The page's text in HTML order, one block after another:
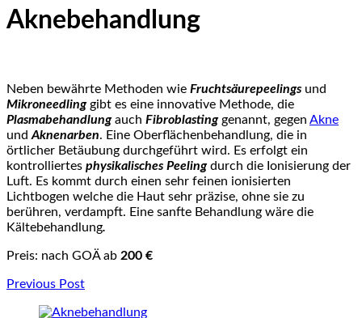
Aknebehandlung
Neben bewährte Methoden wie Fruchtsäurepeelings und
Mikroneedlinggibt es eine innovative Methode, die
Plasmabehandlungauch Fibroblasting genannt, gegen Akne
und Aknenarben. Eine Oberflächenbehandlung, die in
örtlicher Betäubung durchgeführt wird. Es erfolgt ein
kontrolliertes physikalisches Peelingdurch die Ionisierung der
Luft. Es kommt durch einen sehr feinen ionisierten
Lichtbogen welche die Haut sehr präzise, ohne sie zu
berühren, verdampft. Eine sanfte Behandlung wäre die
Kältebehandlung.
Preis: nach GOÄ ab 200 €
Post
Previous Post